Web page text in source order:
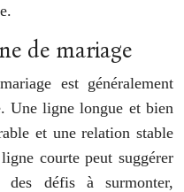
de mariage
est généralement
Une ligne longue et bien
et une relation stable
courte peut suggérer
défis à surmonter,